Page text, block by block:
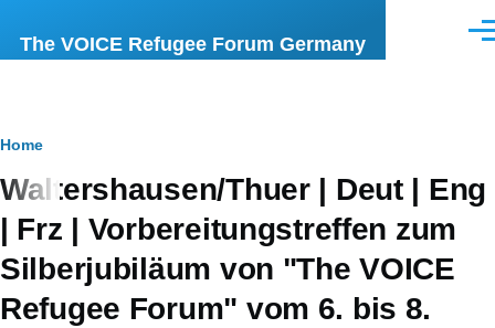
The VOICE Refugee Forum Germany
Breadcrumb
Home
Waltershausen/Thuer | Deut | Eng
| Frz | Vorbereitungstreffen zum
Silberjubiläum von "The VOICE
Refugee Forum" vom 6. bis 8.